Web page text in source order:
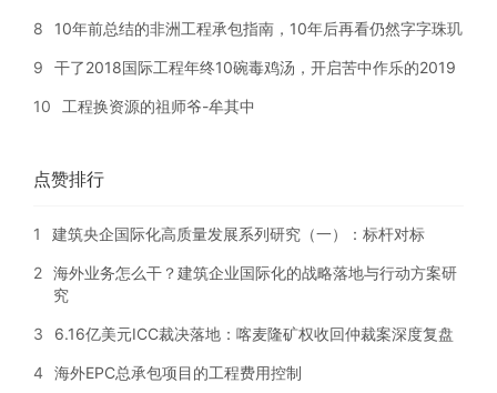
8 10年前总结的非洲工程承包指南，10年后再看仍然字字珠玑
9 干了2018国际工程年终10碗毒鸡汤，开启苦中作乐的2019
10 工程换资源的祖师爷-牟其中
点赞排行
1 建筑央企国际化高质量发展系列研究（一）：标杆对标
2 海外业务怎么干？建筑企业国际化的战略落地与行动方案研
究
3 6.16亿美元ICC裁决落地：喀麦隆矿权收回仲裁案深度复盘
4 海外EPC总承包项目的工程费用控制